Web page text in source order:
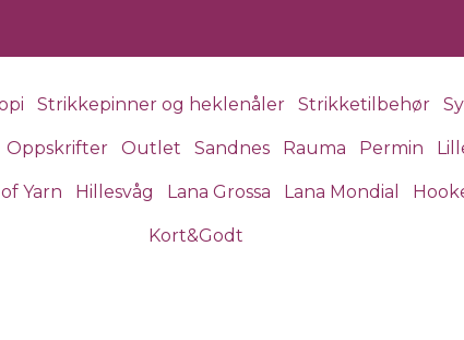
Strikkepinner og heklenåler Strikketilbehør
Oppskrifter Outlet Sandnes Rauma Permin
Yarn Hillesvåg Lana Grossa Lana Mondial
Kort&Godt